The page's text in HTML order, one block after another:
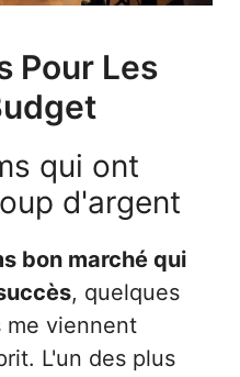
Pour Les
qui ont
d'argent
bon marché qui
, quelques
me viennent
L'un des plus